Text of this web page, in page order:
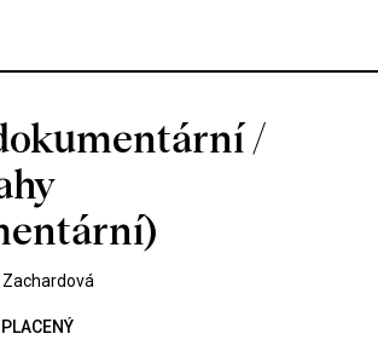
V košíku zatím nemáte žádné položky.
/
Zachardová
PLACENÝ